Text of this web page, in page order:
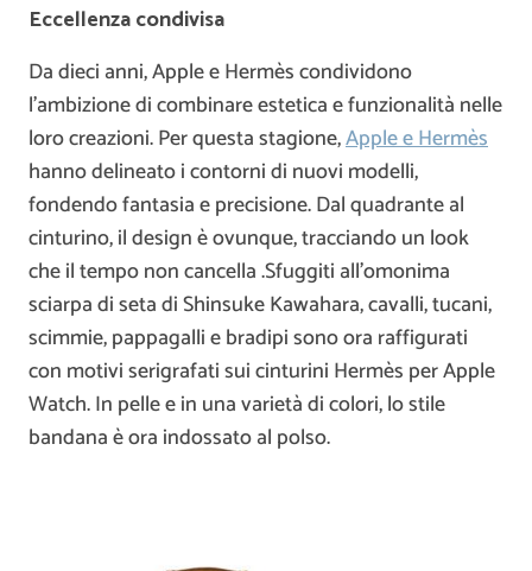
Eccellenza condivisa
Da dieci anni, Apple e Hermès condividono
l’ambizione di combinare estetica e funzionalità nelle
loro creazioni. Per questa stagione,Apple e Hermès
hanno delineato i contorni di nuovi modelli,
fondendo fantasia e precisione. Dal quadrante al
cinturino, il design è ovunque, tracciando un look
che il tempo non cancella .Sfuggiti all’omonima
sciarpa di seta di Shinsuke Kawahara, cavalli, tucani,
scimmie, pappagalli e bradipi sono ora raffigurati
con motivi serigrafati sui cinturini Hermès per Apple
Watch. In pelle e in una varietà di colori, lo stile
bandana è ora indossato al polso.